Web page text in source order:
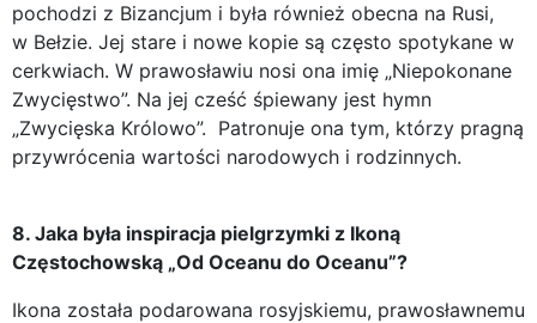
pochodzi z Bizancjum i była również obecna na Rusi,
w Bełzie. Jej stare i nowe kopie są często spotykane w
cerkwiach. W prawosławiu nosi ona imię „Niepokonane
Zwycięstwo”. Na jej cześć śpiewany jest hymn
„Zwycięska Królowo”. Patronuje ona tym, którzy pragną
przywrócenia wartości narodowych i rodzinnych.
8. Jaka była inspiracja pielgrzymki z Ikoną
Częstochowską „Od Oceanu do Oceanu”?
Ikona została podarowana rosyjskiemu, prawosławnemu